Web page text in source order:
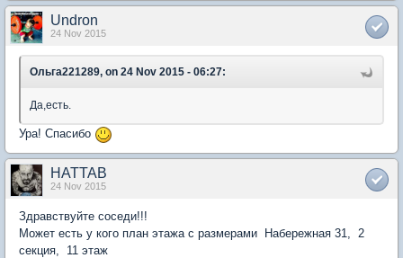
Undron
24 Nov 2015
Ольга221289, on 24 Nov 2015 - 06:27:
Да,есть.
Ура! Спасибо
HATTAB
24 Nov 2015
Здравствуйте соседи!!!
Может есть у кого план этажа с размерами Набережная 31, 2
секция, 11 этаж